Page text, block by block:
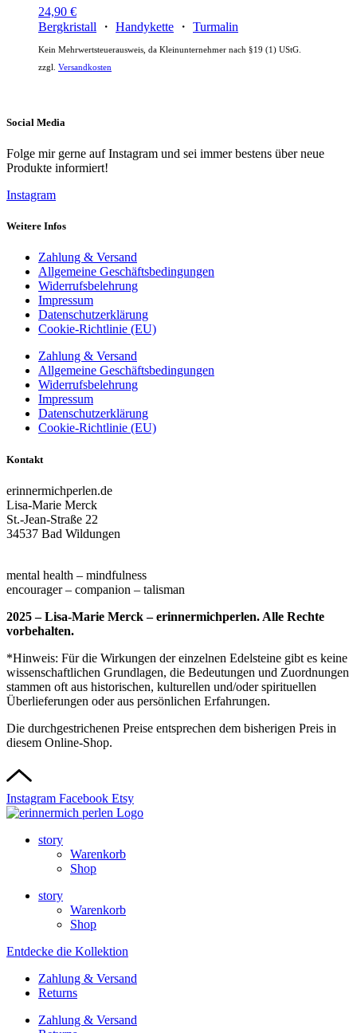
24,90 €
Bergkristall ・ Handykette ・ Turmalin
Kein Mehrwertsteuerausweis, da Kleinunternehmer nach §19 (1) UStG.
zzgl. Versandkosten
Social Media
Folge mir gerne auf Instagram und sei immer bestens über neue
Produkte informiert!
Instagram
Weitere Infos
Zahlung & Versand
Allgemeine Geschäftsbedingungen
Widerrufsbelehrung
Impressum
Datenschutzerklärung
Cookie-Richtlinie (EU)
Zahlung & Versand
Allgemeine Geschäftsbedingungen
Widerrufsbelehrung
Impressum
Datenschutzerklärung
Cookie-Richtlinie (EU)
Kontakt
erinnermichperlen.de
Lisa-Marie Merck
St.-Jean-Straße 22
34537 Bad Wildungen
mental health – mindfulness
encourager – companion – talisman
2025 – Lisa-Marie Merck – erinnermichperlen. Alle Rechte
vorbehalten.
*Hinweis: Für die Wirkungen der einzelnen Edelsteine gibt es keine
wissenschaftlichen Grundlagen, die Bedeutungen und Zuordnungen
stammen oft aus historischen, kulturellen und/oder spirituellen
Überlieferungen oder aus persönlichen Erfahrungen.
Die durchgestrichenen Preise entsprechen dem bisherigen Preis in
diesem Online-Shop.
Instagram Facebook Etsy
story
Warenkorb
Shop
story
Warenkorb
Shop
Entdecke die Kollektion
Zahlung & Versand
Returns
Zahlung & Versand